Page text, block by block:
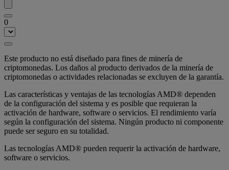
0
Este producto no está diseñado para fines de minería de
criptomonedas. Los daños al producto derivados de la minería de
criptomonedas o actividades relacionadas se excluyen de la garantía.
Las características y ventajas de las tecnologías AMD® dependen
de la configuración del sistema y es posible que requieran la
activación de hardware, software o servicios. El rendimiento varía
según la configuración del sistema. Ningún producto ni componente
puede ser seguro en su totalidad.
Las tecnologías AMD® pueden requerir la activación de hardware,
software o servicios.